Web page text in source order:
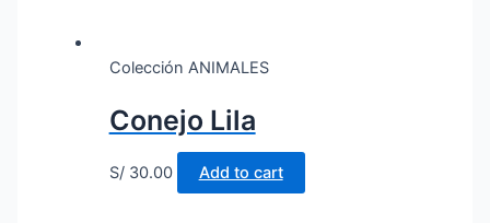
Colección ANIMALES
Conejo Lila
S/30.00 Add to cart